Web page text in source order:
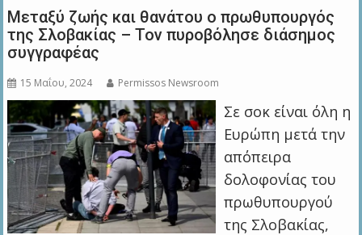
Μεταξύ ζωής και θανάτου ο πρωθυπουργός
της Σλοβακίας – Τον πυροβόλησε διάσημος
συγγραφέας
15 Μαΐου, 2024 Permissos Newsroom
Σε σοκ είναι όλη η
Ευρώπη μετά την
απόπειρα
δολοφονίας του
πρωθυπουργού
της Σλοβακίας,